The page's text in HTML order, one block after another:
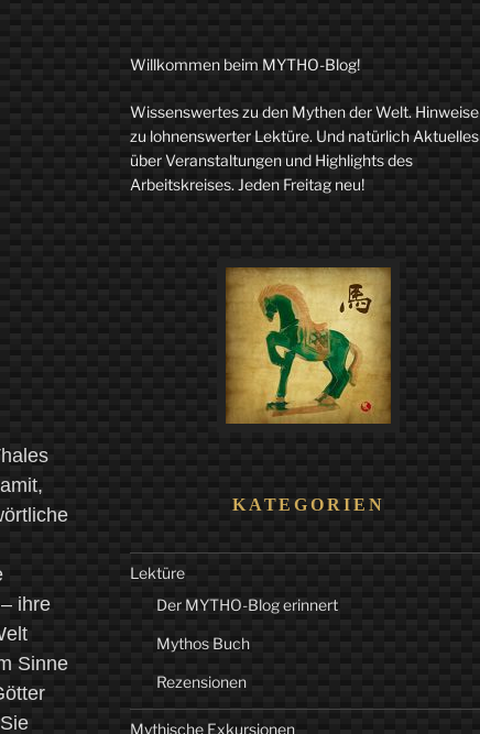
ihre
Sinne
Willkommen beim MYTHO-Blog!
Wissenswertes zu den Mythen der Welt. Hinweise
zu lohnenswerter Lektüre. Und natürlich Aktuelles
über Veranstaltungen und Highlights des
Arbeitskreises. Jeden Freitag neu!
KATEGORIEN
Lektüre
Der MYTHO-Blog erinnert
Mythos Buch
Rezensionen
Mythische Exkursionen